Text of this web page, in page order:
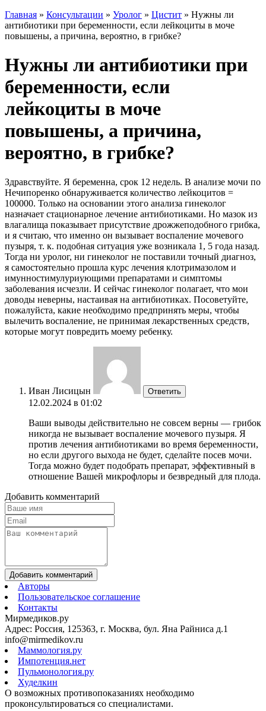
Главная » Консультации » Уролог » Цистит » Нужны ли
антибиотики при беременности, если лейкоциты в моче
повышены, а причина, вероятно, в грибке?
Нужны ли антибиотики при
беременности, если
лейкоциты в моче
повышены, а причина,
вероятно, в грибке?
Здравствуйте. Я беременна, срок 12 недель. В анализе мочи по
Нечипоренко обнаруживается количество лейкоцитов =
100000. Только на основании этого анализа гинеколог
назначает стационарное лечение антибиотиками. Но мазок из
влагалища показывает присутствие дрожжеподобного грибка,
и я считаю, что именно он вызывает воспаление мочевого
пузыря, т. к. подобная ситуация уже возникала 1, 5 года назад.
Тогда ни уролог, ни гинеколог не поставили точный диагноз,
я самостоятельно прошла курс лечения клотримазолом и
имунностимулуриующими препаратами и симптомы
заболевания исчезли. И сейчас гинеколог полагает, что мои
доводы неверны, настаивая на антибиотиках. Посоветуйте,
пожалуйста, какие необходимо предпринять меры, чтобы
вылечить воспаление, не принимая лекарственных средств,
которые могут повредить моему ребенку.
Иван Лисицын Ответить
12.02.2024 в 01:02
Ваши выводы действительно не совсем верны — грибок
никогда не вызывает воспаление мочевого пузыря. Я
против лечения антибиотиками во время беременности,
но если другого выхода не будет, сделайте посев мочи.
Тогда можно будет подобрать препарат, эффективный в
отношение Вашей микрофлоры и безвредный для плода.
Добавить комментарий
Добавить комментарий
Авторы
Пользовательское соглашение
Контакты
Мирмедиков.ру
Адрес: Россия, 125363, г. Москва, бул. Яна Райниса д.1
info@mirmedikov.ru
Маммология.ру
Импотенция.нет
Пульмонология.ру
Худелкин
О возможных противопоказаниях необходимо
проконсультироваться со специалистами.